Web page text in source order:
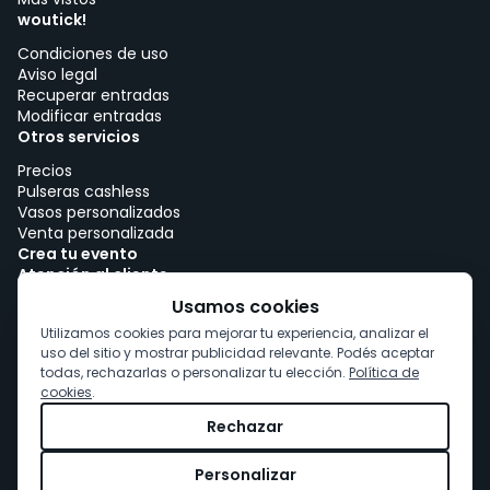
woutick!
Condiciones de uso
Aviso legal
Recuperar entradas
Modificar entradas
Otros servicios
Precios
Pulseras cashless
Vasos personalizados
Venta personalizada
Crea tu evento
Atención al cliente
Consentimiento de cookies
Usamos cookies
Utilizamos cookies para mejorar tu experiencia, analizar el
uso del sitio y mostrar publicidad relevante. Podés aceptar
todas, rechazarlas o personalizar tu elección. Política de
cookies.
Rechazar
Personalizar